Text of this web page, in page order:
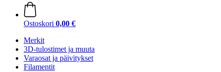
Ostoskori 0,00 €
Merkit
3D-tulostimet ja muuta
Varaosat ja päivitykset
Filamentit